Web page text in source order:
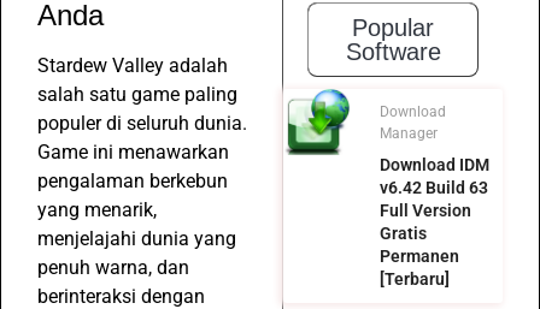
Anda
Stardew Valley adalah
salah satu game paling
populer di seluruh dunia.
Game ini menawarkan
pengalaman berkebun
yang menarik,
menjelajahi dunia yang
penuh warna, dan
berinteraksi dengan
Popular
Software
Download
Manager
Download IDM
v6.42 Build 63
Full Version
Gratis
Permanen
[Terbaru]